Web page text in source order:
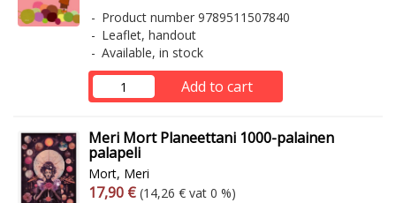
Product number 9789511507840
Leaflet, handout
Available, in stock
Add to cart
Meri Mort Planeettani 1000-palainen
palapeli
Mort, Meri
Arvonlisäverollinen hinta
17,90 € Excl. vat
(14,26 € vat 0 %)